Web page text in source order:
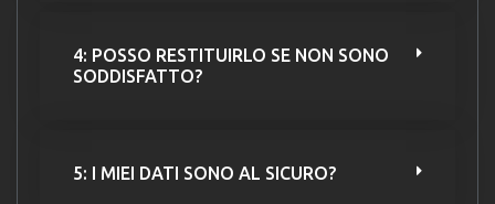
4: POSSO RESTITUIRLO SE NON SONO
SODDISFATTO?
5: I MIEI DATI SONO AL SICURO?